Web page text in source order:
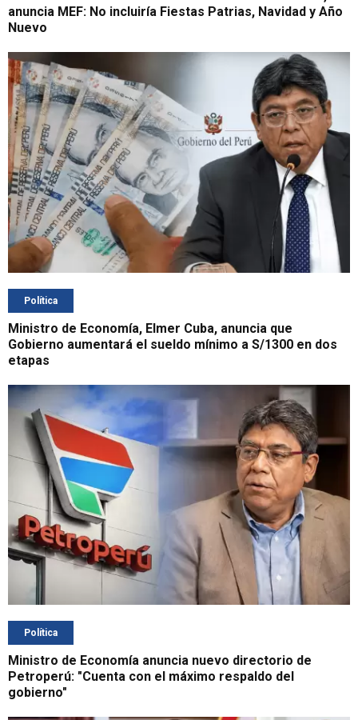
anuncia MEF: No incluiría Fiestas Patrias, Navidad y Año
Nuevo
Política
Ministro de Economía, Elmer Cuba, anuncia que
Gobierno aumentará el sueldo mínimo a S/1300 en dos
etapas
Política
Ministro de Economía anuncia nuevo directorio de
Petroperú: "Cuenta con el máximo respaldo del
gobierno"